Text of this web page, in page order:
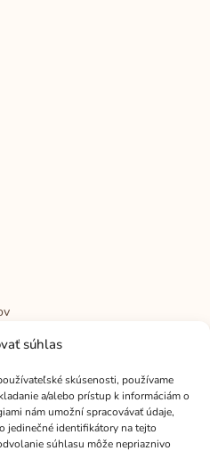
súhlas
skúsenosti, používame
a/alebo prístup k informáciám o
nám umožní spracovávať údaje,
jedinečné identifikátory na tejto
súhlasu môže nepriaznivo